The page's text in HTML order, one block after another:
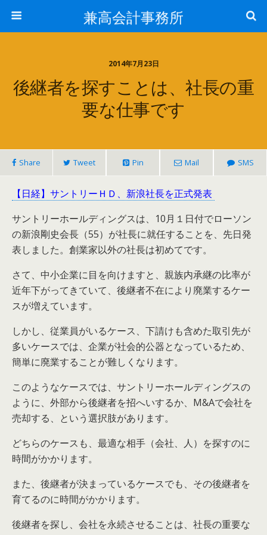
兼高会計事務所
2014年7月23日
後継者を探すことは、社長の重
要な仕事です
Share Tweet Pin Mail SMS
【日経】サントリーＨＤ、新浪社長を正式発表
サントリーホールディングスは、10月１日付でローソン
の新浪剛史会長（55）が社長に就任することを、先日発
表しました。創業家以外の社長は初めてです。
さて、中小企業に目を向けますと、親族内承継の比率が
近年下がってきていて、後継者不在により廃業するケー
スが増えています。
しかし、従業員がいるケース、下請けも含めた取引先が
多いケースでは、企業が社会的公器となっているため、
簡単に廃業することが難しくなります。
このようなケースでは、サントリーホールディングスの
ように、外部から後継者を招へいするか、M&Aで会社を
売却する、という選択肢があります。
どちらのケースも、最適な相手（会社、人）を探すのに
時間がかかります。
また、後継者が決まっているケースでも、その後継者を
育てるのに時間がかかります。
後継者を探し、会社を永続させることは、社長の重要な